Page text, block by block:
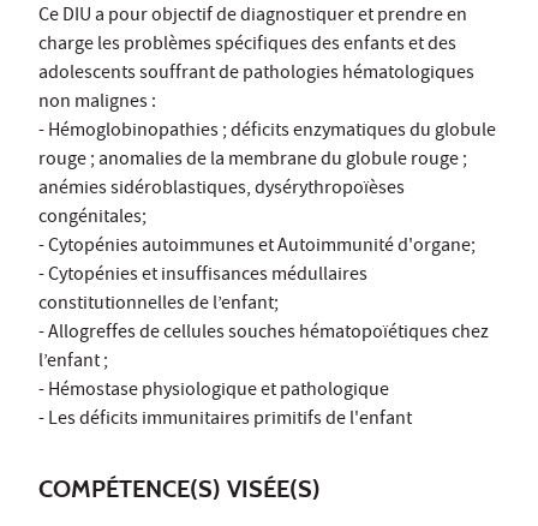
Ce DIU a pour objectif de diagnostiquer et prendre en
charge les problèmes spécifiques des enfants et des
adolescents souffrant de pathologies hématologiques
non malignes :
- Hémoglobinopathies ; déficits enzymatiques du globule
rouge ; anomalies de la membrane du globule rouge ;
anémies sidéroblastiques, dysérythropoïèses
congénitales;
- Cytopénies autoimmunes et Autoimmunité d'organe;
- Cytopénies et insuffisances médullaires
constitutionnelles de l’enfant;
- Allogreffes de cellules souches hématopoïétiques chez
l’enfant ;
- Hémostase physiologique et pathologique
- Les déficits immunitaires primitifs de l'enfant
COMPÉTENCE(S) VISÉE(S)